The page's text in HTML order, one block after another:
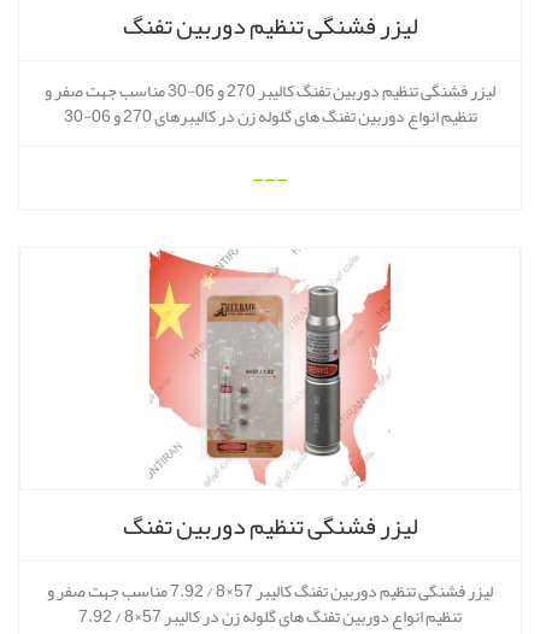
لیزر فشنگی تنظیم دوربین تفنگ
لیزر فشنگی تنظیم دوربین تفنگ کالیبر 270 و 06-30 مناسب جهت صفر و
تنظیم انواع دوربین تفنگ های گلوله زن در کالیبرهای 270 و 06-30
---
لیزر فشنگی تنظیم دوربین تفنگ
لیزر فشنگی تنظیم دوربین تفنگ کالیبر 57×8 / 7.92 مناسب جهت صفر و
تنظیم انواع دوربین تفنگ های گلوله زن در کالیبر 57×8 / 7.92